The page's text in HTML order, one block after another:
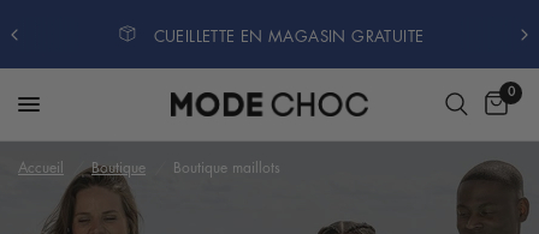
CUEILLETTE EN MAGASIN GRATUITE
0
Accueil Boutique Boutique maillots